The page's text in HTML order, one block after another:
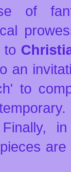
of
to
an
to
Finally,